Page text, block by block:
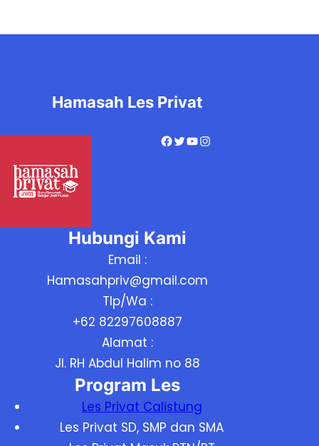
Hamasah Les Privat
Facebook Twitter YouTube Instagram
Hubungi Kami
Email :
Hamasahpriv@gmail.com
Tlp/Wa :
+62 82297608887
Alamat :
Jl. RH Abdul Halim no 88
Program Les
Les Privat Calistung
Les Privat SD, SMP dan SMA